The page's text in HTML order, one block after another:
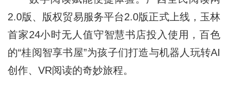
2.0版、版权贸易服务平台2.0版正式上线，玉林
首家24小时无人值守智慧书店投入使用，百色
的“桂阅智享书屋”为孩子们打造与机器人玩转AI
创作、VR阅读的奇妙旅程。